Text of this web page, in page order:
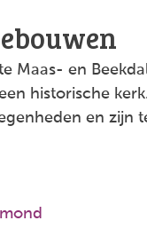
Maas- en
historische
en zijn